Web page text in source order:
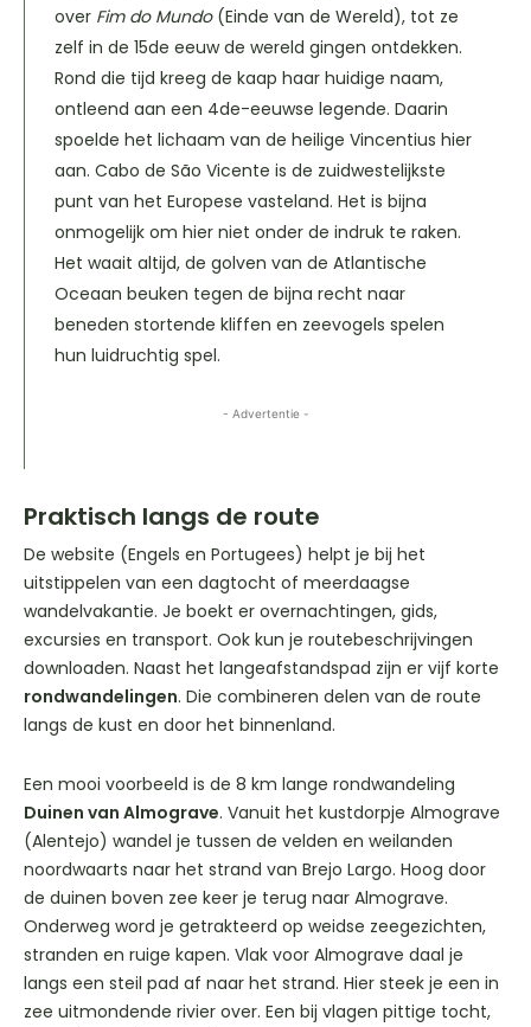
over Fim do Mundo(Einde van de Wereld), tot ze
zelf in de 15de eeuw de wereld gingen ontdekken.
Rond die tijd kreeg de kaap haar huidige naam,
ontleend aan een 4de-eeuwse legende. Daarin
spoelde het lichaam van de heilige Vincentius hier
aan. Cabo de São Vicente is de zuidwestelijkste
punt van het Europese vasteland. Het is bijna
onmogelijk om hier niet onder de indruk te raken.
Het waait altijd, de golven van de Atlantische
Oceaan beuken tegen de bijna recht naar
beneden stortende kliffen en zeevogels spelen
hun luidruchtig spel.
- Advertentie -
Praktisch langs de route
De website (Engels en Portugees) helpt je bij het
uitstippelen van een dagtocht of meerdaagse
wandelvakantie. Je boekt er overnachtingen, gids,
excursies en transport. Ook kun je routebeschrijvingen
downloaden. Naast het langeafstandspad zijn er vijf korte
rondwandelingen. Die combineren delen van de route
langs de kust en door het binnenland.
Een mooi voorbeeld is de 8 km lange rondwandeling
Duinen van Almograve. Vanuit het kustdorpje Almograve
(Alentejo) wandel je tussen de velden en weilanden
noordwaarts naar het strand van Brejo Largo. Hoog door
de duinen boven zee keer je terug naar Almograve.
Onderweg word je getrakteerd op weidse zeegezichten,
stranden en ruige kapen. Vlak voor Almograve daal je
langs een steil pad af naar het strand. Hier steek je een in
zee uitmondende rivier over. Een bij vlagen pittige tocht,